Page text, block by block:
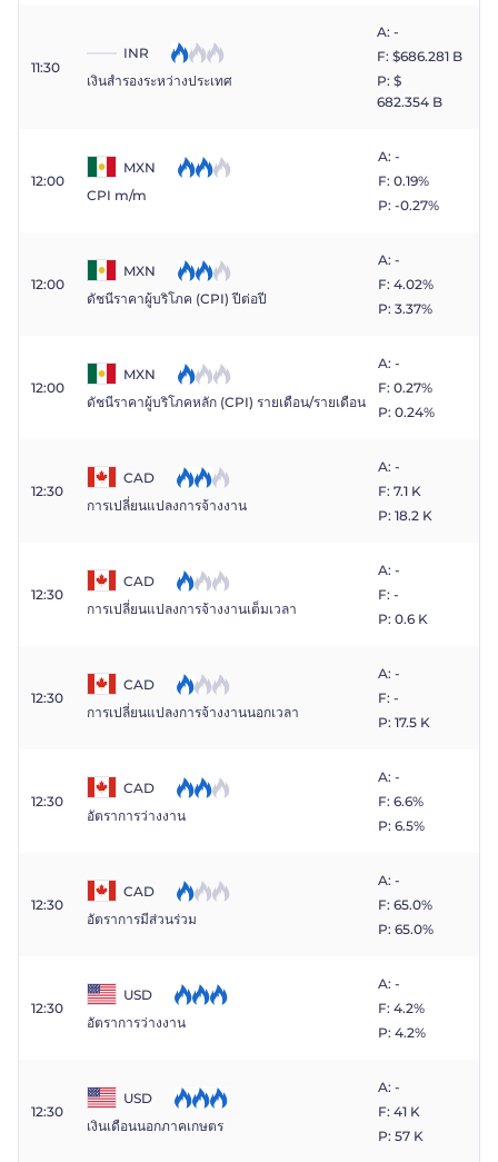
11:30
INR
เงินสำรองระหว่างประเทศ
A: -
F: $​686.281 B
P: $​
682.354 B
12:00
MXN
CPI m/m
A: -
F: 0.19%
P: -0.27%
12:00
MXN
ดัชนีราคาผู้บริโภค (CPI) ปีต่อปี
A: -
F: 4.02%
P: 3.37%
12:00
MXN
ดัชนีราคาผู้บริโภคหลัก (CPI) รายเดือน/รายเดือน
A: -
F: 0.27%
P: 0.24%
12:30
CAD
การเปลี่ยนแปลงการจ้างงาน
A: -
F: 7.1 K
P: 18.2 K
12:30
CAD
การเปลี่ยนแปลงการจ้างงานเต็มเวลา
A: -
F: -
P: 0.6 K
12:30
CAD
การเปลี่ยนแปลงการจ้างงานนอกเวลา
A: -
F: -
P: 17.5 K
12:30
CAD
อัตราการว่างงาน
A: -
F: 6.6%
P: 6.5%
12:30
CAD
อัตราการมีส่วนร่วม
A: -
F: 65.0%
P: 65.0%
12:30
USD
อัตราการว่างงาน
A: -
F: 4.2%
P: 4.2%
12:30
USD
เงินเดือนนอกภาคเกษตร
A: -
F: 41 K
P: 57 K